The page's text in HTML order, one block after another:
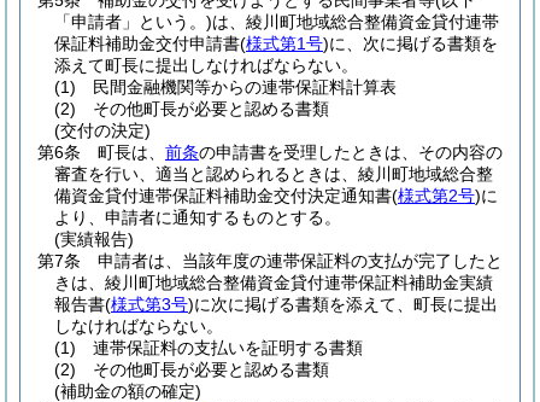
「申請者」という。)は、綾川町地域総合整備資金貸付連帯
保証料補助金交付申請書(様式第1号)に、次に掲げる書類を
添えて町長に提出しなければならない。
(1)
民間金融機関等からの連帯保証料計算表
(2)
その他町長が必要と認める書類
(交付の決定)
第6条
町長は、 前条の申請書を受理したときは、その内容の
審査を行い、適当と認められるときは、綾川町地域総合整
備資金貸付連帯保証料補助金交付決定通知書(様式第2号)に
より、申請者に通知するものとする。
(実績報告)
第7条
申請者は、当該年度の連帯保証料の支払が完了したと
きは、綾川町地域総合整備資金貸付連帯保証料補助金実績
報告書(様式第3号)に次に掲げる書類を添えて、町長に提出
しなければならない。
(1)
連帯保証料の支払いを証明する書類
(2)
その他町長が必要と認める書類
(補助金の額の確定)